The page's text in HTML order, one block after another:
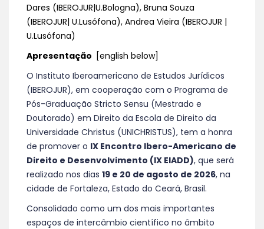
Dares (IBEROJUR|U.Bologna), Bruna Souza
(IBEROJUR| U.Lusófona), Andrea Vieira (IBEROJUR |
U.Lusófona)
Apresentação [english below]
O Instituto Iberoamericano de Estudos Jurídicos
(IBEROJUR), em cooperação com o Programa de
Pós-Graduação Stricto Sensu (Mestrado e
Doutorado) em Direito da Escola de Direito da
Universidade Christus (UNICHRISTUS), tem a honra
de promover o IX Encontro Ibero-Americano de
Direito e Desenvolvimento (IX EIADD), que será
realizado nos dias 19 e 20 de agosto de 2026, na
cidade de Fortaleza, Estado do Ceará, Brasil.
Consolidado como um dos mais importantes
espaços de intercâmbio científico no âmbito